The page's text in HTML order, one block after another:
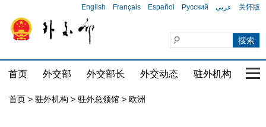
English Français Español Русский عربي 关怀版
首页 外交部 外交部长 外交动态 驻外机构 国
首页 > 驻外机构 > 驻外总领馆 > 欧洲